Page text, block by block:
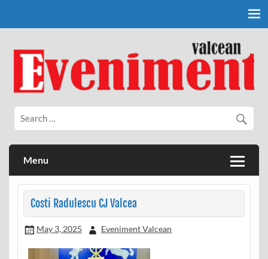
Eveniment Valcean
Menu
Costi Radulescu CJ Valcea
May 3, 2025 Eveniment Valcean